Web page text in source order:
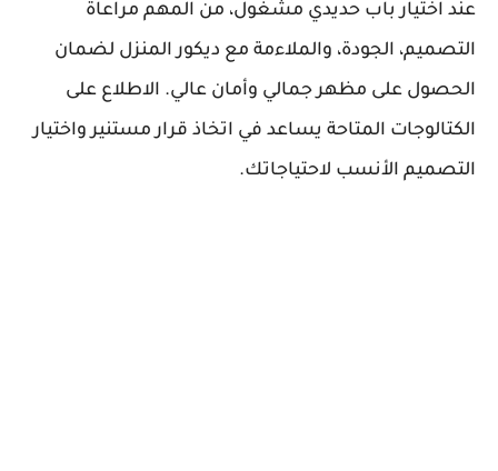
عند اختيار باب حديدي مشغول، من المهم مراعاة
التصميم، الجودة، والملاءمة مع ديكور المنزل لضمان
الحصول على مظهر جمالي وأمان عالي. الاطلاع على
الكتالوجات المتاحة يساعد في اتخاذ قرار مستنير واختيار
التصميم الأنسب لاحتياجاتك.